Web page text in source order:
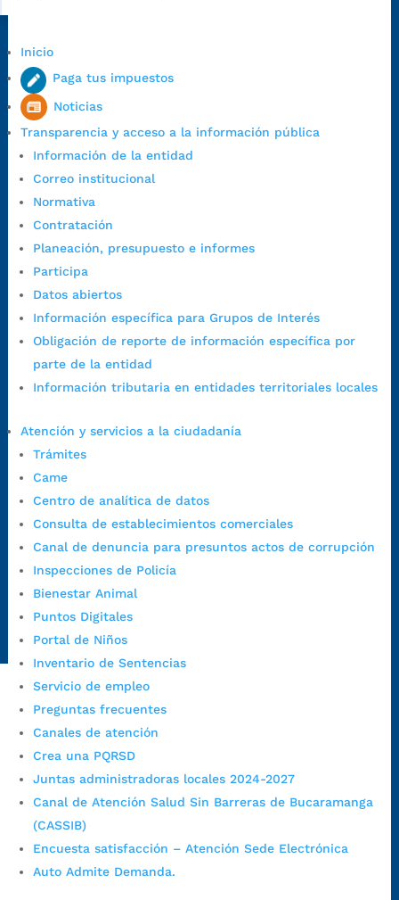
Inicio
Paga tus impuestos
Noticias
Transparencia y acceso a la información pública
Información de la entidad
Correo institucional
Normativa
Contratación
Planeación, presupuesto e informes
Participa
Datos abiertos
Información específica para Grupos de Interés
Obligación de reporte de información específica por
parte de la entidad
Información tributaria en entidades territoriales locales
Atención y servicios a la ciudadanía
Trámites
Came
Centro de analítica de datos
Consulta de establecimientos comerciales
Canal de denuncia para presuntos actos de corrupción
Inspecciones de Policía
Bienestar Animal
Puntos Digitales
Portal de Niños
Inventario de Sentencias
Servicio de empleo
Preguntas frecuentes
Canales de atención
Crea una PQRSD
Juntas administradoras locales 2024-2027
Canal de Atención Salud Sin Barreras de Bucaramanga
(CASSIB)
Encuesta satisfacción – Atención Sede Electrónica
Auto Admite Demanda.
Dirección Fase I:
Colombia.
Dirección Fase II:
Colombia
Código Postal:
680006. Código Dane: 68001.
Lunes a jueves: 7:00 a.m. a 12:00 m y de 1:00 p.m. a 5:30 p.m.
Viernes: 7:00 a.m. a 5:00 p.m. en Jornada Continua con
Horario de Atención CAME (Norte):
Dirección:
Carrera 12 #16N-84 del barrio Kennedy.
Horario habitual de lunes a viernes en
Alcaldía de Bucaramanga
@AlcaldíaBGA